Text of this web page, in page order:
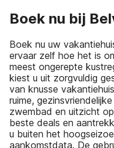
Boek nu bij
Boek nu uw
ervaar zelf hoe het is
meest ongerepte
kiest u uit zorgvuldig
van knusse
ruime,
zwembad en uitzicht
beste deals en
u buiten het
aankomstdata. De